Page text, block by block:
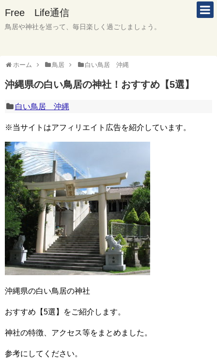
Free Life通信
鳥居や神社を巡って、毎日楽しく過ごしましょう。
ホーム 鳥居 白い鳥居 沖縄
沖縄県の白い鳥居の神社！おすすめ【5選】
白い鳥居 沖縄
※当サイトはアフィリエイト広告を紹介しています。
沖縄県の白い鳥居の神社
おすすめ【5選】をご紹介します。
神社の特徴、アクセス等をまとめました。
参考にしてください。